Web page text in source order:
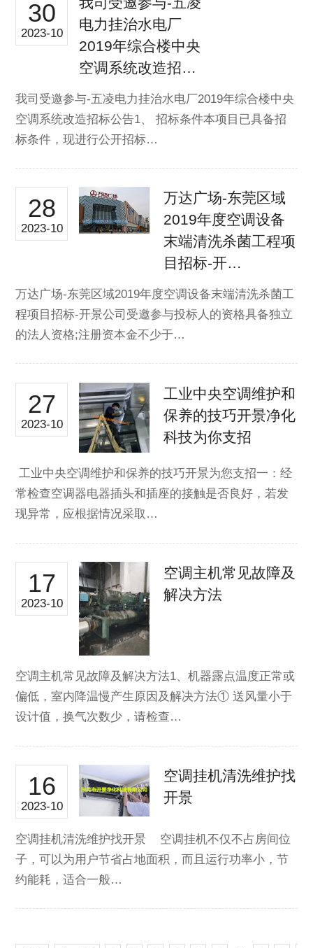
30
2023-10
电力挂治水电厂
2019年综合楼中央
空调系统改造招…
我司受邀参与-五凌电力挂治水电厂2019年综合楼中央
空调系统改造招标公告1、 招标条件本项目已具备招
标条件，现进行公开招标…
28
2023-10
万达广场-东莞区域
2019年度空调设备
末端清洗杀菌工程项
目招标-开…
万达广场-东莞区域2019年度空调设备末端清洗杀菌工
程项目招标-开景公司受邀参与投标人的资格具备独立
的法人资格;注册资本金不少于…
27
2023-10
工业中央空调维护和
保养的技巧开景净化
科技为你支招
工业中央空调维护和保养的技巧开景为您支招一：经
常检查空调器电器插头和插座的接触是否良好，若发
现异常，应根据情况采取…
17
2023-10
空调主机常见故障及
解决方法
空调主机常见故障及解决方法1、机器露点温度正常或
偏低，室内降温慢产生原因及解决方法① 送风量小于
设计值，换气次数少，请检查…
16
2023-10
空调挂机清洗维护找
开景
空调挂机清洗维护找开景 空调挂机不仅不占房间位
子，可以为用户节省占地面积，而且运行功率小，节
约能耗，适合一般…